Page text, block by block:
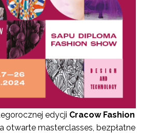
edycji Cracow Fashion
otwarte masterclasses, bezpłatne